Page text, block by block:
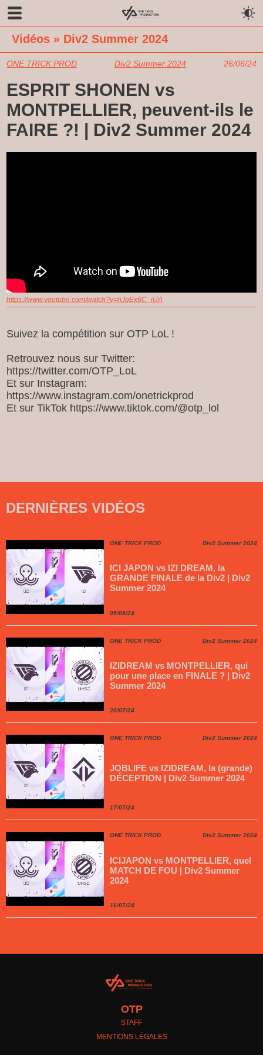
Vidéos » Div2 Summer 2024
ONE TRICK PROD Div2 Summer 2024 26/06/24
ESPRIT SHONEN vs
MONTPELLIER, peuvent-ils le
FAIRE ?! | Div2 Summer 2024
https://www.youtube.com/watch?v=hJqEx6C_jUA
Suivez la compétition sur OTP LoL !
Retrouvez nous sur Twitter:
https://twitter.com/OTP_LoL
Et sur Instagram:
https://www.instagram.com/onetrickprod
Et sur TikTok https://www.tiktok.com/@otp_lol
DERNIÈRES VIDÉOS
ONE TRICK PROD Div2 Summer 2024
ICI JAPON vs IZI DREAM, la
GRANDE FINALE de la Div2 | Div2
Summer 2024
05/08/24
ONE TRICK PROD Div2 Summer 2024
IZIDREAM vs MONTPELLIER, qui
pour une place en FINALE ? | Div2
Summer 2024
20/07/24
ONE TRICK PROD Div2 Summer 2024
JOBLIFE vs IZIDREAM, la (grande)
DÉCEPTION | Div2 Summer 2024
17/07/24
ONE TRICK PROD Div2 Summer 2024
ICIJAPON vs MONTPELLIER, quel
MATCH DE FOU | Div2 Summer
2024
16/07/24
OTP
STAFF
MENTIONS LÉGALES